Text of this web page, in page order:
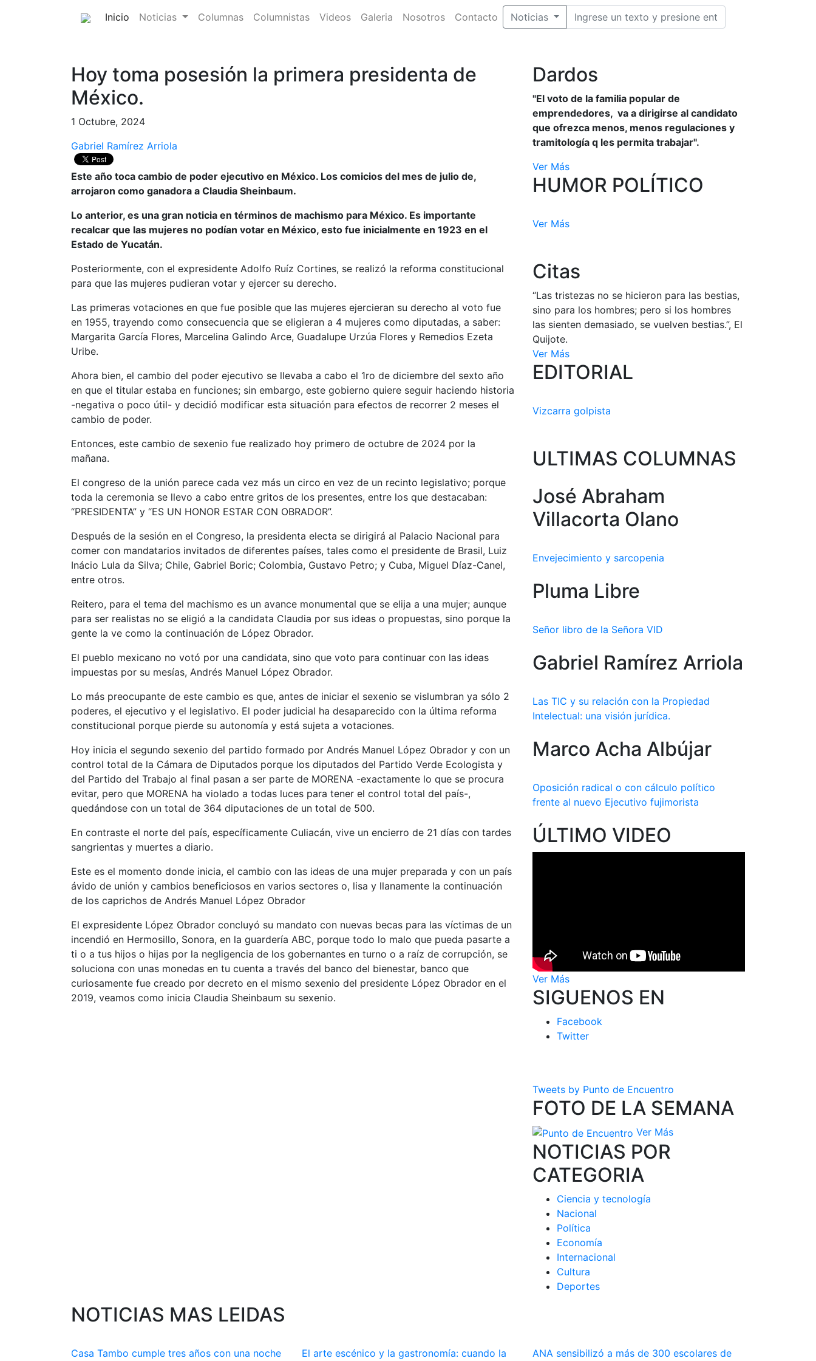
Inicio (current)
Noticias Columnas Columnistas Videos Galeria Nosotros Contacto Noticias
Hoy toma posesión la primera presidenta de
México.
1 Octubre, 2024
Gabriel Ramírez Arriola
Este año toca cambio de poder ejecutivo en México. Los comicios del mes de julio de,
arrojaron como ganadora a Claudia Sheinbaum.
Lo anterior, es una gran noticia en términos de machismo para México. Es importante
recalcar que las mujeres no podían votar en México, esto fue inicialmente en 1923 en el
Estado de Yucatán.
Posteriormente, con el expresidente Adolfo Ruíz Cortines, se realizó la reforma constitucional
para que las mujeres pudieran votar y ejercer su derecho.
Las primeras votaciones en que fue posible que las mujeres ejercieran su derecho al voto fue
en 1955, trayendo como consecuencia que se eligieran a 4 mujeres como diputadas, a saber:
Margarita García Flores, Marcelina Galindo Arce, Guadalupe Urzúa Flores y Remedios Ezeta
Uribe.
Ahora bien, el cambio del poder ejecutivo se llevaba a cabo el 1ro de diciembre del sexto año
en que el titular estaba en funciones; sin embargo, este gobierno quiere seguir haciendo historia
-negativa o poco útil- y decidió modificar esta situación para efectos de recorrer 2 meses el
cambio de poder.
Entonces, este cambio de sexenio fue realizado hoy primero de octubre de 2024 por la
mañana.
El congreso de la unión parece cada vez más un circo en vez de un recinto legislativo; porque
toda la ceremonia se llevo a cabo entre gritos de los presentes, entre los que destacaban:
“PRESIDENTA” y “ES UN HONOR ESTAR CON OBRADOR”.
Después de la sesión en el Congreso, la presidenta electa se dirigirá al Palacio Nacional para
comer con mandatarios invitados de diferentes países, tales como el presidente de Brasil, Luiz
Inácio Lula da Silva; Chile, Gabriel Boric; Colombia, Gustavo Petro; y Cuba, Miguel Díaz-Canel,
entre otros.
Reitero, para el tema del machismo es un avance monumental que se elija a una mujer; aunque
para ser realistas no se eligió a la candidata Claudia por sus ideas o propuestas, sino porque la
gente la ve como la continuación de López Obrador.
El pueblo mexicano no votó por una candidata, sino que voto para continuar con las ideas
impuestas por su mesías, Andrés Manuel López Obrador.
Lo más preocupante de este cambio es que, antes de iniciar el sexenio se vislumbran ya sólo 2
poderes, el ejecutivo y el legislativo. El poder judicial ha desaparecido con la última reforma
constitucional porque pierde su autonomía y está sujeta a votaciones.
Hoy inicia el segundo sexenio del partido formado por Andrés Manuel López Obrador y con un
control total de la Cámara de Diputados porque los diputados del Partido Verde Ecologista y
del Partido del Trabajo al final pasan a ser parte de MORENA -exactamente lo que se procura
evitar, pero que MORENA ha violado a todas luces para tener el control total del país-,
quedándose con un total de 364 diputaciones de un total de 500.
En contraste el norte del país, específicamente Culiacán, vive un encierro de 21 días con tardes
sangrientas y muertes a diario.
Este es el momento donde inicia, el cambio con las ideas de una mujer preparada y con un país
ávido de unión y cambios beneficiosos en varios sectores o, lisa y llanamente la continuación
de los caprichos de Andrés Manuel López Obrador
El expresidente López Obrador concluyó su mandato con nuevas becas para las víctimas de un
incendió en Hermosillo, Sonora, en la guardería ABC, porque todo lo malo que pueda pasarte a
ti o a tus hijos o hijas por la negligencia de los gobernantes en turno o a raíz de corrupción, se
soluciona con unas monedas en tu cuenta a través del banco del bienestar, banco que
curiosamente fue creado por decreto en el mismo sexenio del presidente López Obrador en el
2019, veamos como inicia Claudia Sheinbaum su sexenio.
Dardos
"El voto de la familia popular de
emprendedores, va a dirigirse al candidato
que ofrezca menos, menos regulaciones y
tramitología q les permita trabajar".
Ver Más
HUMOR POLÍTICO
Ver Más
Citas
“Las tristezas no se hicieron para las bestias,
sino para los hombres; pero si los hombres
las sienten demasiado, se vuelven bestias.”, El
Quijote.
Ver Más
EDITORIAL
Vizcarra golpista
ULTIMAS COLUMNAS
José Abraham
Villacorta Olano
Envejecimiento y sarcopenia
Pluma Libre
Señor libro de la Señora VID
Gabriel Ramírez Arriola
Las TIC y su relación con la Propiedad
Intelectual: una visión jurídica.
Marco Acha Albújar
Oposición radical o con cálculo político
frente al nuevo Ejecutivo fujimorista
ÚLTIMO VIDEO
Ver Más
SIGUENOS EN
Facebook
Twitter
Tweets by Punto de Encuentro
FOTO DE LA SEMANA
Ver Más
NOTICIAS POR
CATEGORIA
Ciencia y tecnología
Nacional
Política
Economía
Internacional
Cultura
Deportes
NOTICIAS MAS LEIDAS
Casa Tambo cumple tres años con una noche El arte escénico y la gastronomía: cuando la ANA sensibilizó a más de 300 escolares de